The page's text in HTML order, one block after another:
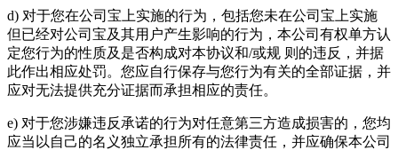
d) 对于您在公司宝上实施的行为，包括您未在公司宝上实施
但已经对公司宝及其用户产生影响的行为，本公司有权单方认
定您行为的性质及是否构成对本协议和/或规 则的违反，并据
此作出相应处罚。您应自行保存与您行为有关的全部证据，并
应对无法提供充分证据而承担相应的责任。
e) 对于您涉嫌违反承诺的行为对任意第三方造成损害的，您均
应当以自己的名义独立承担所有的法律责任，并应确保本公司